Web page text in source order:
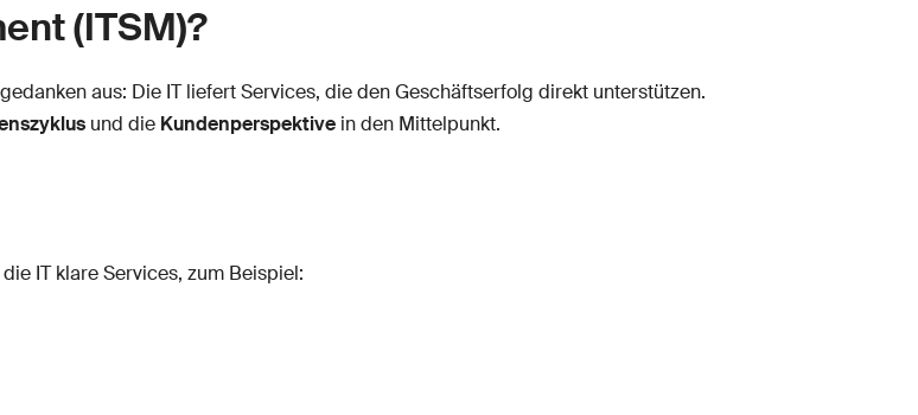
(ITSM)?
aus: Die IT liefert Services, die den Geschäftserfolg direkt unterstützen.
und die Kundenperspektive in den Mittelpunkt.
IT klare Services, zum Beispiel: